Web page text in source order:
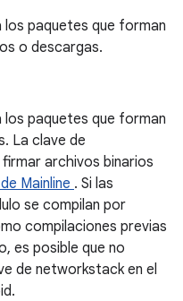
los paquetes que forman
o descargas.
los paquetes que forman
La clave de
archivos binarios
Mainline . Si las
se compilan por
compilaciones previas
es posible que no
de networkstack en el